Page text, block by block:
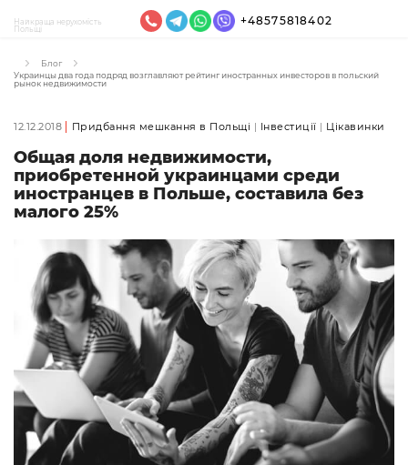
Найкраща нерухомість
Польщі
+48575818402
Блог
Украинцы два года подряд возглавляют рейтинг иностранных инвесторов в польский
рынок недвижимости
12.12.2018 Придбання мешкання в Польщі Інвестиції Цікавинки
Общая доля недвижимости,
приобретенной украинцами среди
иностранцев в Польше, составила без
малого 25%